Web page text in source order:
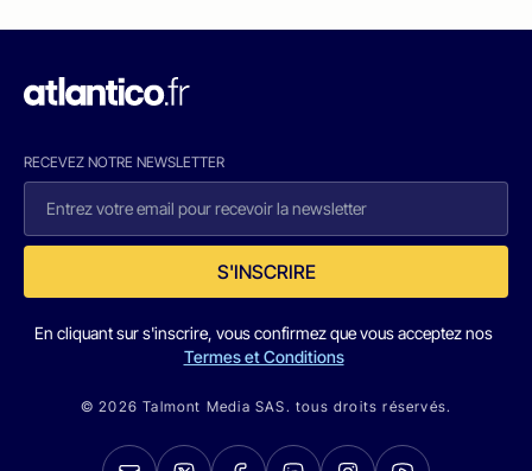
RECEVEZ NOTRE NEWSLETTER
S'INSCRIRE
En cliquant sur s'inscrire, vous confirmez que vous acceptez nos
Termes et Conditions
© 2026 Talmont Media SAS. tous droits réservés.